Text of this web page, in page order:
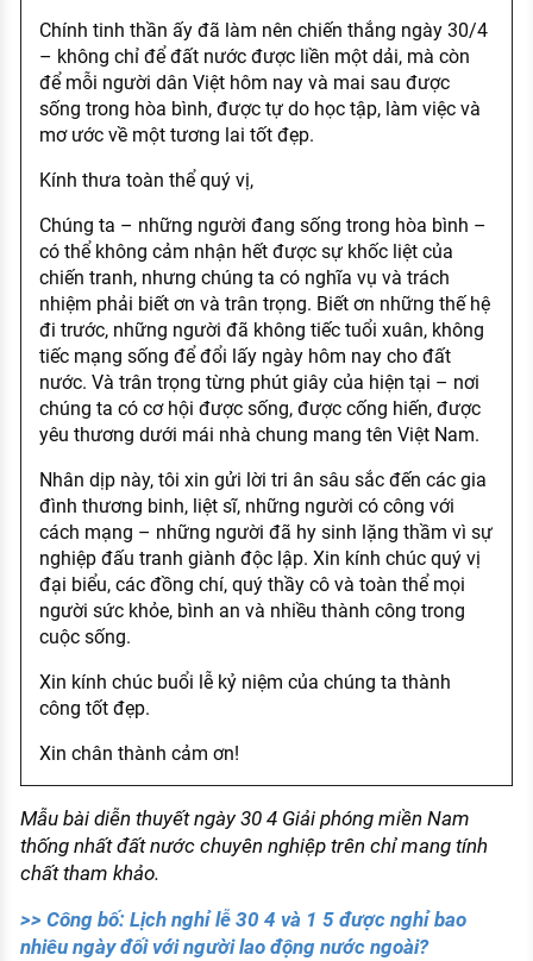
Chính tinh thần ấy đã làm nên chiến thắng ngày 30/4
– không chỉ để đất nước được liền một dải, mà còn
để mỗi người dân Việt hôm nay và mai sau được
sống trong hòa bình, được tự do học tập, làm việc và
mơ ước về một tương lai tốt đẹp.
Kính thưa toàn thể quý vị,
Chúng ta – những người đang sống trong hòa bình –
có thể không cảm nhận hết được sự khốc liệt của
chiến tranh, nhưng chúng ta có nghĩa vụ và trách
nhiệm phải biết ơn và trân trọng. Biết ơn những thế hệ
đi trước, những người đã không tiếc tuổi xuân, không
tiếc mạng sống để đổi lấy ngày hôm nay cho đất
nước. Và trân trọng từng phút giây của hiện tại – nơi
chúng ta có cơ hội được sống, được cống hiến, được
yêu thương dưới mái nhà chung mang tên Việt Nam.
Nhân dịp này, tôi xin gửi lời tri ân sâu sắc đến các gia
đình thương binh, liệt sĩ, những người có công với
cách mạng – những người đã hy sinh lặng thầm vì sự
nghiệp đấu tranh giành độc lập. Xin kính chúc quý vị
đại biểu, các đồng chí, quý thầy cô và toàn thể mọi
người sức khỏe, bình an và nhiều thành công trong
cuộc sống.
Xin kính chúc buổi lễ kỷ niệm của chúng ta thành
công tốt đẹp.
Xin chân thành cảm ơn!
Mẫu bài diễn thuyết ngày 30 4 Giải phóng miền Nam
thống nhất đất nước chuyên nghiệp trên chỉ mang tính
chất tham khảo.
>> Công bố: Lịch nghỉ lễ 30 4 và 1 5 được nghỉ bao
nhiêu ngày đối với người lao động nước ngoài?